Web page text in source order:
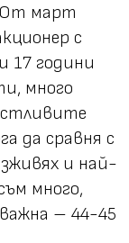
От март
с
17 години
много
да сравня с
и най-
много,
– 44-45